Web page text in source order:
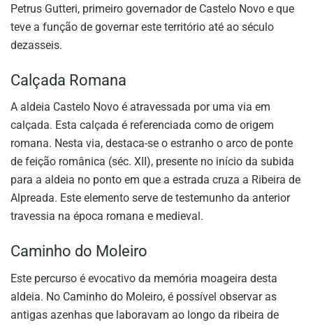
Petrus Gutteri, primeiro governador de Castelo Novo e que
teve a função de governar este território até ao século
dezasseis.
Calçada Romana
A aldeia Castelo Novo é atravessada por uma via em
calçada. Esta calçada é referenciada como de origem
romana. Nesta via, destaca-se o estranho o arco de ponte
de feição românica (séc. XII), presente no início da subida
para a aldeia no ponto em que a estrada cruza a Ribeira de
Alpreada. Este elemento serve de testemunho da anterior
travessia na época romana e medieval.
Caminho do Moleiro
Este percurso é evocativo da memória moageira desta
aldeia. No Caminho do Moleiro, é possível observar as
antigas azenhas que laboravam ao longo da ribeira de